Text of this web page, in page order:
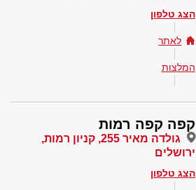
הצג טלפון
לאתר
המלצות
קפה קפה רמות
גולדה מאיר 255, קניון רמות,
ירושלים
הצג טלפון